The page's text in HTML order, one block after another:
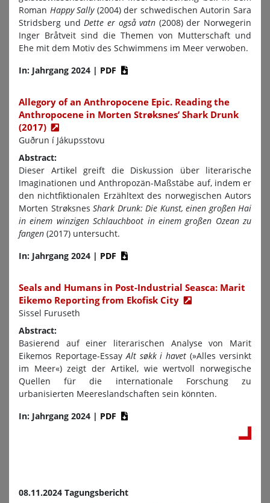
Roman Happy Sally(2004) der schwedischen Autorin Sara
Stridsberg undDette er også vatn (2008) der Norwegerin
Inger Bråtveit sind die Themen von Mutterschaft und
Ehe mit dem Motiv des Schwimmens im Meer verwoben.
In: Jahrgang 2024 | PDF
Allegory of an Anthropocene Epic. Reading the
Anthropocene in Morten Strøksnes’ Shark Drunk
(2017)
Guðrun í Jákupsstovu
Abstract:
Dieser Artikel greift die Diskussion über literarische
Imaginationen und Anthropozän-Maßstäbe auf, indem er
den nichtfiktionalen Erzähltext des norwegischen Autors
Morten Strøksnes Shark Drunk: Die Kunst, einen großen Hai
in einem winzigen Schlauchboot in einem großen Ozean zu
fangen (2017) untersucht.
In: Jahrgang 2024 | PDF
Seals and Humans in Post-Industrial Seasca: Marit
Eikemo Reporting from Ekofisk City
Sissel Furuseth
Abstract:
Basierend auf einer literarischen Analyse von Marit
Eikemos Reportage-EssayAlt søkk i havet(»Alles versinkt
im Meer«) zeigt der Artikel, wie wertvoll norwegische
Quellen für die internationale Forschung zu
urbanisierten Meereslandschaften sein könnten.
In: Jahrgang 2024 | PDF
08.11.2024 Tagungsbericht